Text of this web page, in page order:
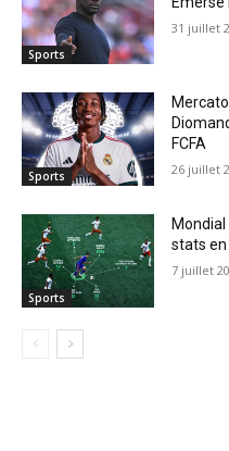
Sports
31 juillet
Sports
FCFA
26 juillet
Sports
stats
7 juillet